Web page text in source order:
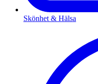
Skönhet & Hälsa